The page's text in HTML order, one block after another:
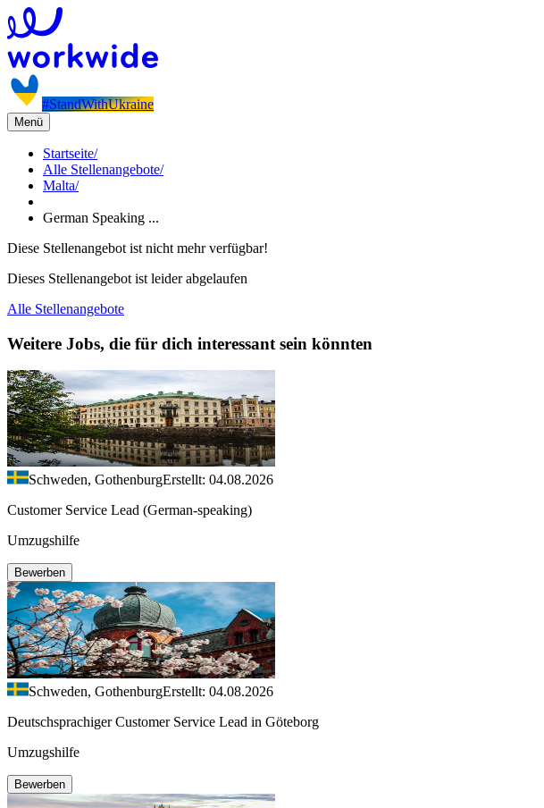
#StandWithUkraine
Menü
Startseite/
Alle Stellenangebote/
Malta/
German Speaking ...
Diese Stellenangebot ist nicht mehr verfügbar!
Dieses Stellenangebot ist leider abgelaufen
Alle Stellenangebote
Weitere Jobs, die für dich interessant sein könnten
Schweden, GothenburgErstellt: 04.08.2026
Customer Service Lead (German-speaking)
Umzugshilfe
Bewerben
Schweden, GothenburgErstellt: 04.08.2026
Deutschsprachiger Customer Service Lead in Göteborg
Umzugshilfe
Bewerben